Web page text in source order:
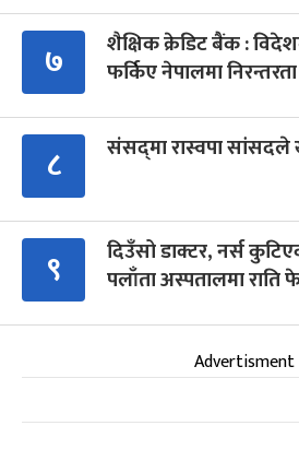
७
शैक्षिक क्रेडिट बैंक :
फर्किए नेपालमा निरन्तरता
८ संसद्‍मा रास्वपा
९
दिउँसो डाक्टर, नर्स
पलाँता अस्पतालमा राति
Advertisment